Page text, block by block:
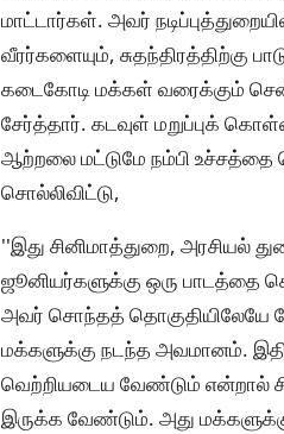
மாட்டார்கள். அவர்
வீரர்களையும், சுதந்திரத்திற்கு
கடைகோடி மக்கள் வரைக்கும்
சேர்த்தார். கடவுள் மறுப்புக்
ஆற்றலை மட்டுமே நம்பி
சொல்லிவிட்டு,
''இது சினிமாத்துறை, அரசியல்
ஜூனியர்களுக்கு ஒரு பாடத்தை
அவர் சொந்தத் தொகுதியிலேயே
மக்களுக்கு நடந்த அவமானம்.
வெற்றியடைய வேண்டும் என்றால்
இருக்க வேண்டும். அது